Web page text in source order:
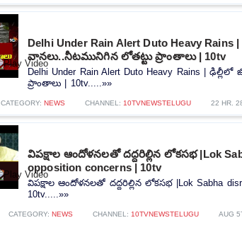
Delhi Under Rain Alert Duto Heavy Rains
వానలు..నీటమునిగిన లోతట్టు ప్రాంతాలు | 10tv
Delhi Under Rain Alert Duto Heavy Rains |
ప్రాంతాలు | 10tv.....»»
CATEGORY: NEWS CHANNEL: 10TVNEWSTELUGU 22 HR.
విపక్షాల ఆందోళనలతో దద్దరిల్లిన లోకసభ |Lok
opposition concerns | 10tv
విపక్షాల ఆందోళనలతో దద్దరిల్లిన లోకసభ |Lok Sabha
10tv.....»»
CATEGORY: NEWS CHANNEL: 10TVNEWSTELUGU AUG